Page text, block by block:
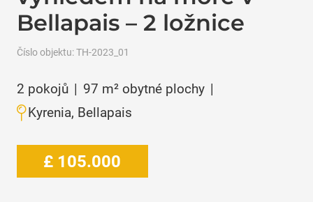
Bellapais – 2 ložnice
Číslo objektu:TH-2023_01
2 pokojů | 97 m² obytné plochy |
Kyrenia, Bellapais
£ 105.000